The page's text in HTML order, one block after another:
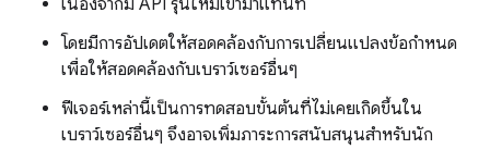
เนื่องจากมี API รุ่นใหม่เข้ามาแทนที่
โดยมีการอัปเดตให้สอดคล้องกับการเปลี่ยนแปลงข้อกำหนด
เพื่อให้สอดคล้องกับเบราว์เซอร์อื่นๆ
ฟีเจอร์เหล่านี้เป็นการทดสอบขั้นต้นที่ไม่เคยเกิดขึ้นใน
เบราว์เซอร์อื่นๆ จึงอาจเพิ่มภาระการสนับสนุนสำหรับนัก